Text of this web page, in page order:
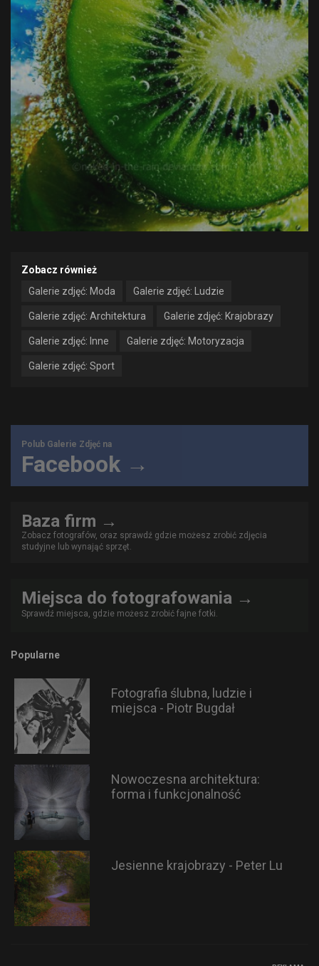
Zobacz również
Galerie zdjęć: Moda
Galerie zdjęć: Ludzie
Galerie zdjęć: Architektura Galerie zdjęć: Krajobrazy
Galerie zdjęć: Inne Galerie zdjęć: Motoryzacja
Galerie zdjęć: Sport
Polub Galerie Zdjęć na
Facebook →
Baza firm →
Zobacz fotografów, oraz sprawdź gdzie możesz zrobić zdjęcia
studyjne lub wynająć sprzęt.
Miejsca do fotografowania →
Sprawdź miejsca, gdzie możesz zrobić fajne fotki.
Popularne
Fotografia ślubna, ludzie i
miejsca - Piotr Bugdał
Nowoczesna architektura:
forma i funkcjonalność
Jesienne krajobrazy - Peter Lu